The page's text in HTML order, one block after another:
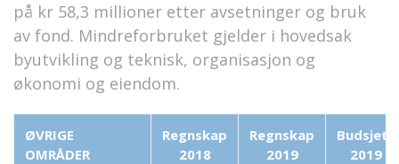
på kr 58,3 millioner etter avsetninger og bruk
av fond. Mindreforbruket gjelder i hovedsak
byutvikling og teknisk, organisasjon og
økonomi og eiendom.
ØVRIGE
OMRÅDER
Regnskap
2018
Regnskap
2019
Budsjett
2019